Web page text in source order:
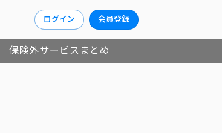
ログイン 会員登録
保険外サービスまとめ